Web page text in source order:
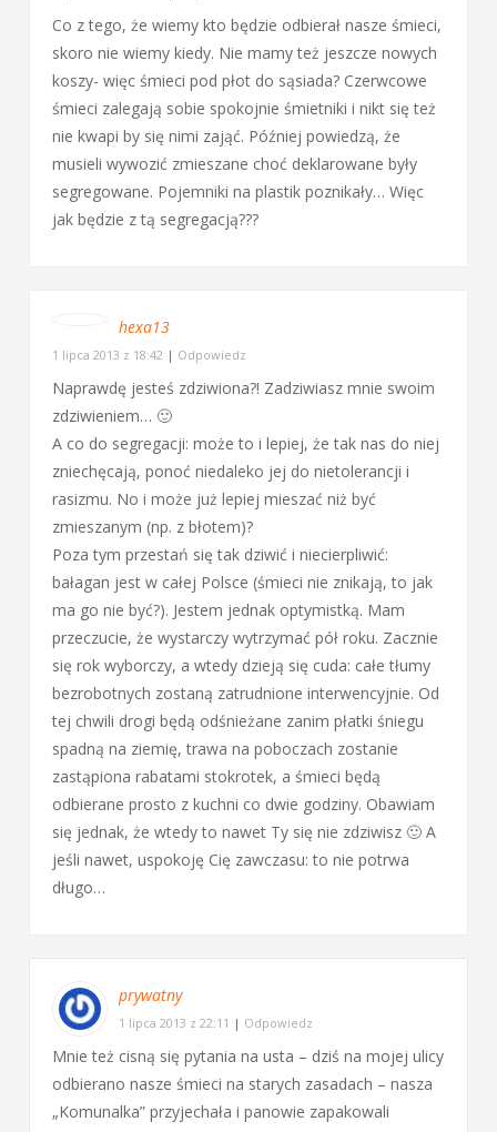
Co z tego, że wiemy kto będzie odbierał nasze śmieci,
skoro nie wiemy kiedy. Nie mamy też jeszcze nowych
koszy- więc śmieci pod płot do sąsiada? Czerwcowe
śmieci zalegają sobie spokojnie śmietniki i nikt się też
nie kwapi by się nimi zająć. Później powiedzą, że
musieli wywozić zmieszane choć deklarowane były
segregowane. Pojemniki na plastik poznikały… Więc
jak będzie z tą segregacją???
hexa13
1 lipca 2013 z 18:42 | Odpowiedz
Naprawdę jesteś zdziwiona?! Zadziwiasz mnie swoim
zdziwieniem… 🙂
A co do segregacji: może to i lepiej, że tak nas do niej
zniechęcają, ponoć niedaleko jej do nietolerancji i
rasizmu. No i może już lepiej mieszać niż być
zmieszanym (np. z błotem)?
Poza tym przestań się tak dziwić i niecierpliwić:
bałagan jest w całej Polsce (śmieci nie znikają, to jak
ma go nie być?). Jestem jednak optymistką. Mam
przeczucie, że wystarczy wytrzymać pół roku. Zacznie
się rok wyborczy, a wtedy dzieją się cuda: całe tłumy
bezrobotnych zostaną zatrudnione interwencyjnie. Od
tej chwili drogi będą odśnieżane zanim płatki śniegu
spadną na ziemię, trawa na poboczach zostanie
zastąpiona rabatami stokrotek, a śmieci będą
odbierane prosto z kuchni co dwie godziny. Obawiam
się jednak, że wtedy to nawet Ty się nie zdziwisz 🙂 A
jeśli nawet, uspokoję Cię zawczasu: to nie potrwa
długo…
prywatny
1 lipca 2013 z 22:11 | Odpowiedz
Mnie też cisną się pytania na usta – dziś na mojej ulicy
odbierano nasze śmieci na starych zasadach – nasza
„Komunalka” przyjechała i panowie zapakowali